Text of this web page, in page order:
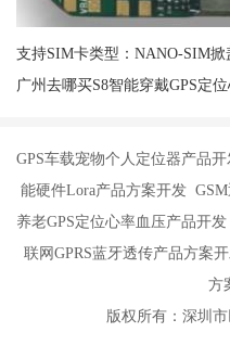
支持SIM卡类型：NANO-SIM
广州去哪买S8智能穿戴GPS定
GPS车载宠物个人定位器产品
能硬件Lora产品方案开发
养老GPS定位心率血压产品开
联网GPRS蓝牙透传产品方案
方
版权所有：深圳